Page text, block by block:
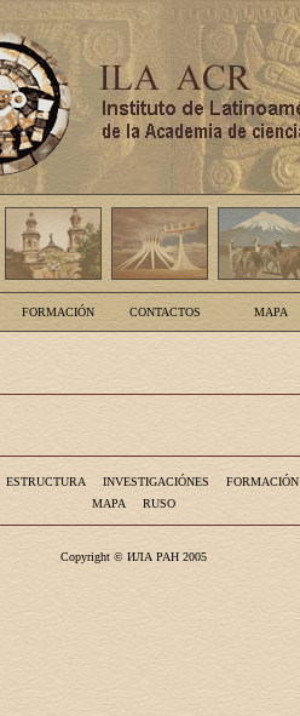
FORMACIÓN CONTACTOS MAPA
ESTRUCTURA INVESTIGACIÓNES FORMACIÓN
MAPA
RUSO
Copyright © ИЛА РАН 2005